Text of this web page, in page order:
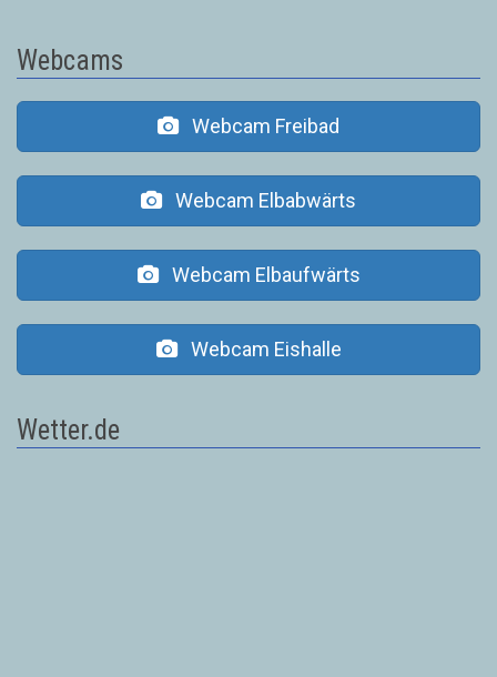
Webcams
Webcam Freibad
Webcam Elbabwärts
Webcam Elbaufwärts
Webcam Eishalle
Wetter.de